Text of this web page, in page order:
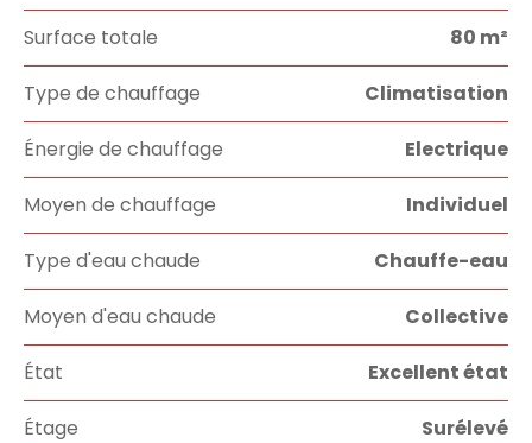
Surface totale 80 m²
Type de chauffage Climatisation
Énergie de chauffage Electrique
Moyen de chauffage Individuel
Type d'eau chaude Chauffe-eau
Moyen d'eau chaude Collective
État Excellent état
Étage Surélevé